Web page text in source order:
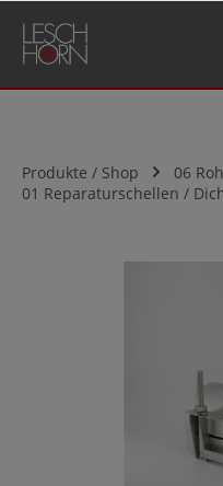
springen
Produkte / Shop
06
01 Reparaturschellen /